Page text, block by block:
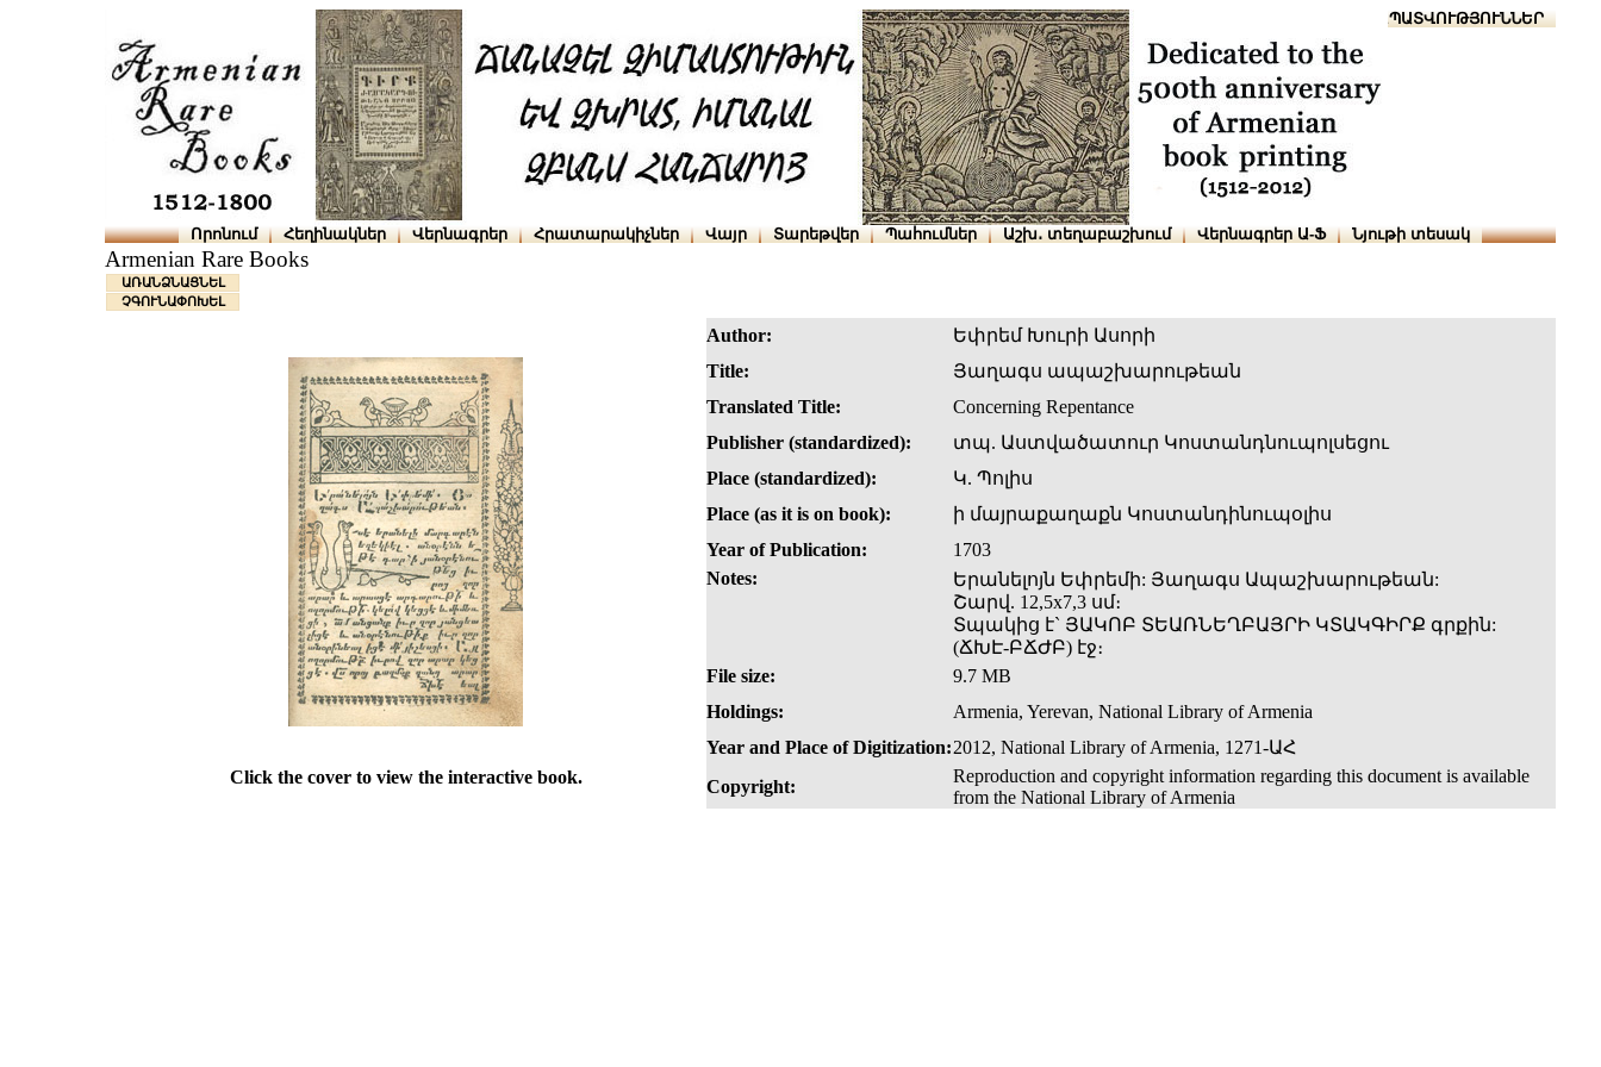
ՆԱԽԱՊԱՏՎՈՒԹՅՈՒՆՆԵՐ
Որոնում Հեղինակներ Վերնագրեր Հրատարակիչներ Վայր Տարեթվեր Պահումներ Աշխ․ տեղաբաշխում Վերնագրեր Ա-Ֆ Նյութի տեսակ
Armenian Rare Books
ԱՌԱՆՁՆԱՑՆԵԼ
ՉԳՈՒՆԱՓՈԽԵԼ
Author:
Եփրեմ Խուրի Ասորի
Title:
Յաղագս ապաշխարութեան
Translated Title:
Concerning Repentance
Publisher (standardized):
տպ. Աստվածատուր Կոստանդնուպոլսեցու
Place (standardized):
Կ. Պոլիս
Place (as it is on book):
ի մայրաքաղաքն Կոստանդինուպօլիս
Year of Publication:
1703
Notes:
Երանելոյն Եփրեմի: Յաղագս Ապաշխարութեան:
Շարվ. 12,5x7,3 սմ։
Տպակից է` ՅԱԿՈԲ ՏԵԱՌՆԵՂԲԱՅՐԻ ԿՏԱԿԳԻՐՔ գրքին:
(ՃԽԷ-ԲՃԺԲ) էջ։
File size:
9.7 MB
Holdings:
Armenia, Yerevan, National Library of Armenia
Year and Place of Digitization:2012, National Library of Armenia, 1271-ԱՀ
Click the cover to view the interactive book.
Copyright:
Reproduction and copyright information regarding this document is available
from the National Library of Armenia